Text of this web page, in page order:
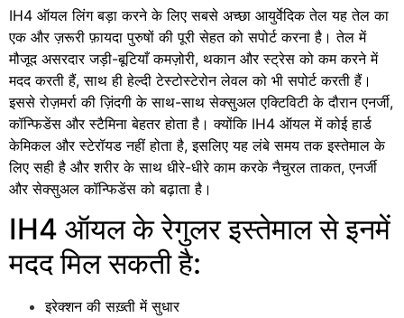
IH4 ऑयल लिंग बड़ा करने के लिए सबसे अच्छा आयुर्वेदिक तेल यह तेल का
एक और ज़रूरी फ़ायदा पुरुषों की पूरी सेहत को सपोर्ट करना है। तेल में
मौजूद असरदार जड़ी-बूटियाँ कमज़ोरी, थकान और स्ट्रेस को कम करने में
मदद करती हैं, साथ ही हेल्दी टेस्टोस्टेरोन लेवल को भी सपोर्ट करती हैं।
इससे रोज़मर्रा की ज़िंदगी के साथ-साथ सेक्सुअल एक्टिविटी के दौरान एनर्जी,
कॉन्फिडेंस और स्टैमिना बेहतर होता है। क्योंकि IH4 ऑयल में कोई हार्ड
केमिकल और स्टेरॉयड नहीं होता है, इसलिए यह लंबे समय तक इस्तेमाल के
लिए सही है और शरीर के साथ धीरे-धीरे काम करके नैचुरल ताकत, एनर्जी
और सेक्सुअल कॉन्फिडेंस को बढ़ाता है।
IH4 ऑयल के रेगुलर इस्तेमाल से इनमें
मदद मिल सकती है:
इरेक्शन की सख़्ती में सुधार